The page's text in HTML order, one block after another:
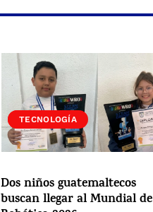
SOCIEDAD
TECNOLOGÍA
Dos niños guatemaltecos
buscan llegar al Mundial de